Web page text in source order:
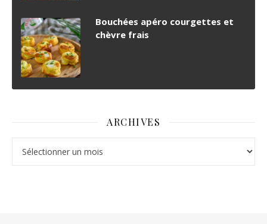
Bouchées apéro courgettes et
chèvre frais
ARCHIVES